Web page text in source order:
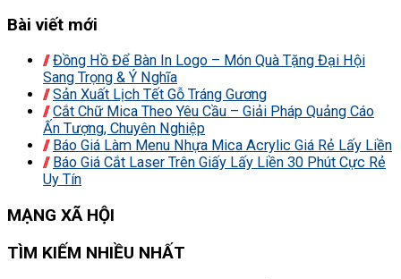
Bài viết mới
Đồng Hồ Để Bàn In Logo – Món Quà Tặng Đại Hội
Sang Trọng & Ý Nghĩa
Sản Xuất Lịch Tết Gỗ Tráng Gương
Cắt Chữ Mica Theo Yêu Cầu – Giải Pháp Quảng Cáo
Ấn Tượng, Chuyên Nghiệp
Báo Giá Làm Menu Nhựa Mica Acrylic Giá Rẻ Lấy Liền
Báo Giá Cắt Laser Trên Giấy Lấy Liền 30 Phút Cực Rẻ
Uy Tín
MẠNG XÃ HỘI
TÌM KIẾM NHIỀU NHẤT